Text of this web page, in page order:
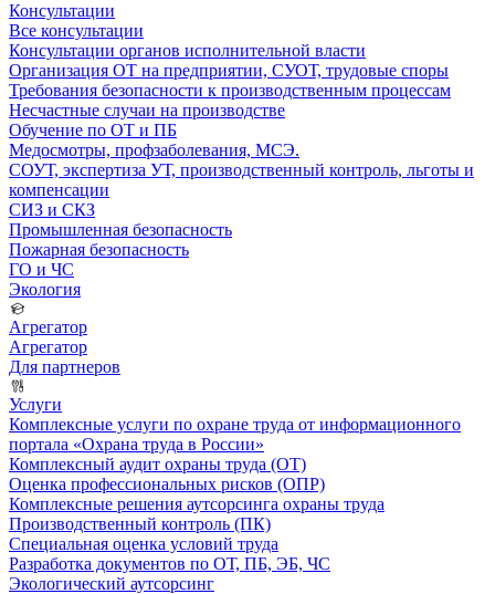
Консультации
Все консультации
Консультации органов исполнительной власти
Организация ОТ на предприятии, СУОТ, трудовые споры
Требования безопасности к производственным процессам
Несчастные случаи на производстве
Обучение по ОТ и ПБ
Медосмотры, профзаболевания, МСЭ.
СОУТ, экспертиза УТ, производственный контроль, льготы и
компенсации
СИЗ и СКЗ
Промышленная безопасность
Пожарная безопасность
ГО и ЧС
Экология
Агрегатор
Агрегатор
Для партнеров
Услуги
Комплексные услуги по охране труда от информационного
портала «Охрана труда в России»
Комплексный аудит охраны труда (ОТ)
Оценка профессиональных рисков (ОПР)
Комплексные решения аутсорсинга охраны труда
Производственный контроль (ПК)
Специальная оценка условий труда
Разработка документов по ОТ, ПБ, ЭБ, ЧС
Экологический аутсорсинг